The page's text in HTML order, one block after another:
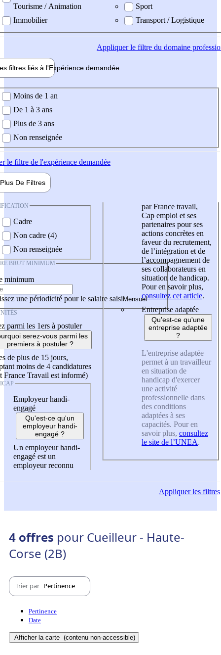
Tourisme / Animation
Immobilier
Sport
Transport / Logistique
Appliquerle filtre du domaine
filtres liés à l'Expérience demandée
demandée
Moins de 1 an
De 1 à 3 ans
Plus de 3 ans
Non renseignée
le filtre de l'expérience demandée
Plus De Filtres
Cadre
Non cadre (4)
Non renseignée
BRUT MINIMUM
minimum
une périodicité pour le salaire saisi
parmi les 1ers à postuler
serez-vous parmi les
premiers à postuler ?
de plus de 15 jours,
moins de 4 candidatures
France Travail est informé)
Employeur handi-
engagé
Qu'est-ce qu'un
employeur handi-
engagé ?
Un employeur handi-
engagé est un
employeur reconnu
par France travail,
Cap emploi et ses
partenaires pour ses
actions concrètes en
faveur du recrutement,
de l’intégration et de
l’accompagnement de
ses collaborateurs en
situation de handicap.
Pour en savoir plus,
consultez cet article.
Entreprise adaptée
Qu'est-ce qu'une
entreprise adaptée
?
L'entreprise adaptée
permet à un travailleur
en situation de
handicap d'exercer
une activité
professionnelle dans
des conditions
adaptées à ses
capacités. Pour en
savoir plus, consultez
le site de l’UNEA.
Appliquerles filtres
4 offres pour Cueilleur - Haute-
Corse (2B)
Trier par Pertinence
Pertinence
Date
Afficher la carte (contenu non-accessible)